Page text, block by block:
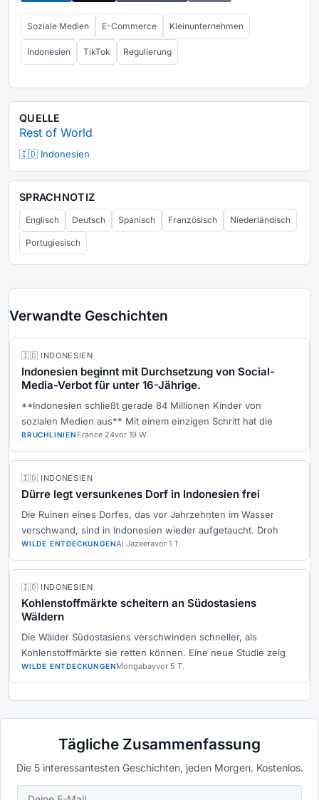
Soziale Medien E-Commerce Kleinunternehmen
Indonesien TikTok Regulierung
QUELLE
Rest of World
🇮🇩 Indonesien
SPRACHNOTIZ
Englisch Deutsch Spanisch Französisch Niederländisch
Portugiesisch
Verwandte Geschichten
🇮🇩 INDONESIEN
Indonesien beginnt mit Durchsetzung von Social-
Media-Verbot für unter 16-Jährige.
**Indonesien schließt gerade 84 Millionen Kinder von
sozialen Medien aus** Mit einem einzigen Schritt hat die
BRUCHLINIEN France 24vor 19 W.
🇮🇩 INDONESIEN
Dürre legt versunkenes Dorf in Indonesien frei
Die Ruinen eines Dorfes, das vor Jahrzehnten im Wasser
verschwand, sind in Indonesien wieder aufgetaucht. Droh
WILDE ENTDECKUNGENAl Jazeeravor 1 T.
🇮🇩 INDONESIEN
Kohlenstoffmärkte scheitern an Südostasiens
Wäldern
Die Wälder Südostasiens verschwinden schneller, als
Kohlenstoffmärkte sie retten können. Eine neue Studie zeig
WILDE ENTDECKUNGENMongabayvor 5 T.
Tägliche Zusammenfassung
Die 5 interessantesten Geschichten, jeden Morgen. Kostenlos.